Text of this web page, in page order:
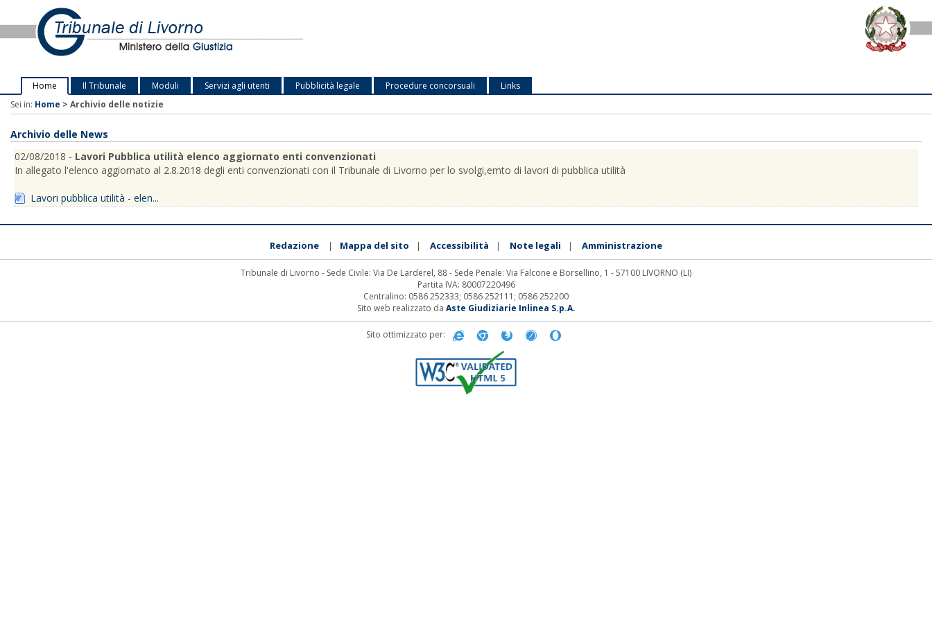
Home Il Tribunale Moduli Servizi agli utenti Pubblicità legale Procedure concorsuali
Links
Sei in: Home > Archivio delle notizie
Archivio delle News
02/08/2018 - Lavori Pubblica utilità elenco aggiornato enti convenzionati
In allegato l'elenco aggiornato al 2.8.2018 degli enti convenzionati con il Tribunale di Livorno per lo svolgi,emto di lavori di pubblica utilità
Lavori pubblica utilità - elen...
Redazione | Mappa del sito | Accessibilità | Note legali | Amministrazione
Tribunale di Livorno - Sede Civile: Via De Larderel, 88 - Sede Penale: Via Falcone e Borsellino, 1 - 57100 LIVORNO (LI)
Partita IVA: 80007220496
Centralino: 0586 252333; 0586 252111; 0586 252200
Sito web realizzato da Aste Giudiziarie Inlinea S.p.A.
Sito ottimizzato per: